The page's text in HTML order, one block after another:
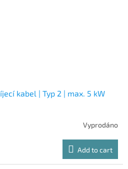
kabel | Typ 2 | max. 5 kW
Vyprodáno
Add to cart